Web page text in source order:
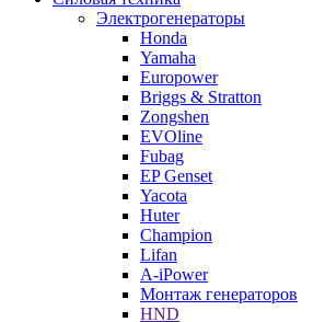
Электрогенераторы
Honda
Yamaha
Europower
Briggs & Stratton
Zongshen
EVOline
Fubag
EP Genset
Yacota
Huter
Champion
Lifan
A-iPower
Монтаж генераторов
HND